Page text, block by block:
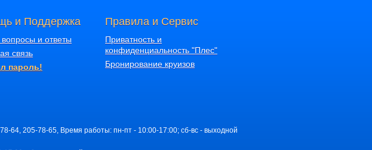
и Поддержка
и ответы
связь
пароль!
Правила и Сервис
Приватность и
конфиденциальность "Плес"
Бронирование круизов
64, 205-78-65, Время работы: пн-пт - 10:00-17:00; сб-вс - выходной